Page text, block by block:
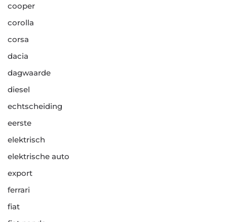
cooper
corolla
corsa
dacia
dagwaarde
diesel
echtscheiding
eerste
elektrisch
elektrische auto
export
ferrari
fiat